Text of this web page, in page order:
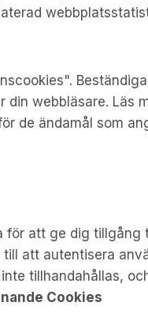
webbläsare. Läs
de ändamål som
för att ge dig
att autentisera
tillhandahållas,
Cookies